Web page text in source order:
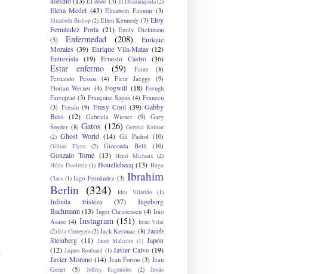
Elena Medel (43) Elisabeth Falomir (3)
Elizabeth Bishop(2) Ellen Kennedy (7) Eloy
Fernández Porta (21) Emily Dickinson
(5)
Enfermedad (208)
Enrique
Morales (39) Enrique Vila-Matas (12)
Entrevista (19) Ernesto Castro (36)
Estar enfermo (59) Fante
(8)
Fernando Pessoa
(4) Fleur Jaeggy
(9)
Florian Werner (4) Fogwill (18) Forugh
Farrojzad (3) Françoise Sagan (4) Franzen
(3) Fresán (9) Fresy Cool (39) Gabby
Bess (12) Gabriela Wiener (9)
Gary
Snyder (8) Gatos (126) Gertrud Kolmar
(2) Ghost World (14) Gil Padrol (10)
Gillian Flynn (2) Gioconda Belli (10)
Gonzalo Torné (13) Henri Michaux (2)
Hilda Doolittle (1) Houellebecq (13) Hugo
Claus (1) Iago Fernández (3) Ibrahim
Berlin (324) Idea Vilariño (1)
Infinita tristeza (37)
Ingeborg
Bachmann (13) Inger Christensen (4) Inio
Asano (4) Instagram (151) Irene Vilar
(2)Isla Correyero(2) Jack Kerouac (8) Jacob
Steinberg (11) Janet Malcolm (1) Japón
(12) Jaques Roubaud (1) Javier Calvo (19)
Javier Moreno (14) Jean Forton (3) Jean
Genet
(5) Jeffrey Eugenides (2)
Jesús